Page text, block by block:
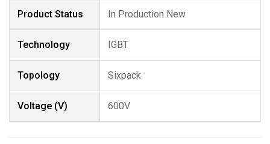
Product Status In Production New
Technology IGBT
Topology Sixpack
Voltage (V) 600V